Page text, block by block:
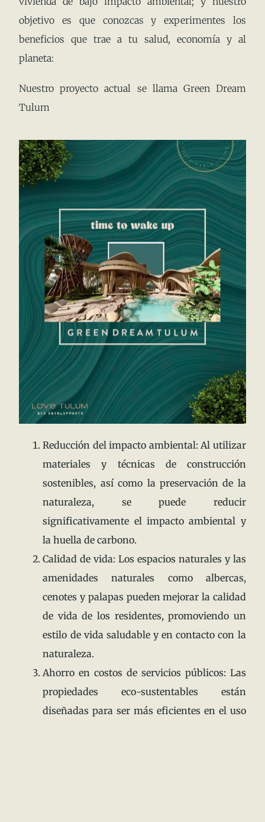
objetivo es que conozcas y experimentes los
beneficios que trae a tu salud, economía y al
planeta:
Nuestro proyecto actual se llama Green Dream
Tulum
Reducción del impacto ambiental: Al utilizar
materiales y técnicas de construcción
sostenibles, así como la preservación de la
naturaleza, se puede reducir
significativamente el impacto ambiental y
la huella de carbono.
Calidad de vida: Los espacios naturales y las
amenidades naturales como albercas,
cenotes y palapas pueden mejorar la calidad
de vida de los residentes, promoviendo un
estilo de vida saludable y en contacto con la
naturaleza.
Ahorro en costos de servicios públicos: Las
propiedades eco-sustentables están
diseñadas para ser más eficientes en el uso